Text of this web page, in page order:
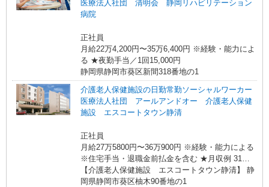
科）
医療法人社団 清明会 静岡リハビリテーション
病院
正社員
月給22万4,200円〜35万6,400円 ※経験・能力によ
る ★夜勤手当／1回15,000円
静岡県静岡市葵区新間318番地の1
介護老人保健施設の日勤常勤ソーシャルワーカー
医療法人社団 アールアンドオー 介護老人保健
施設 エスコートタウン静清
正社員
月給27万5800円〜36万900円 ※経験・能力による
※住宅手当・退職金前払金を含む ★月収例 31
歳 社会福祉士 月収32万6020円 年収447万円
基本給27万4220円＋業績給1万5000円＋退職前払
【介護老人保健施設 エスコートタウン静清】 静
岡県静岡市葵区柚木90番地の1